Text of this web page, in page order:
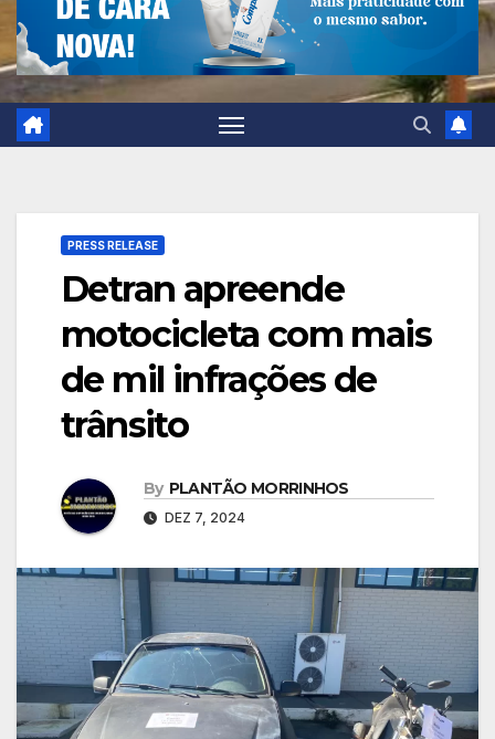
PRESS RELEASE
Detran apreende
motocicleta com mais
de mil infrações de
trânsito
By PLANTÃO MORRINHOS
DEZ 7, 2024